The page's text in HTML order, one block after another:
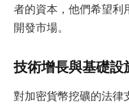
者的資本，他們希望利
開發市場。
技術增長與基礎設
對加密貨幣挖礦的法律